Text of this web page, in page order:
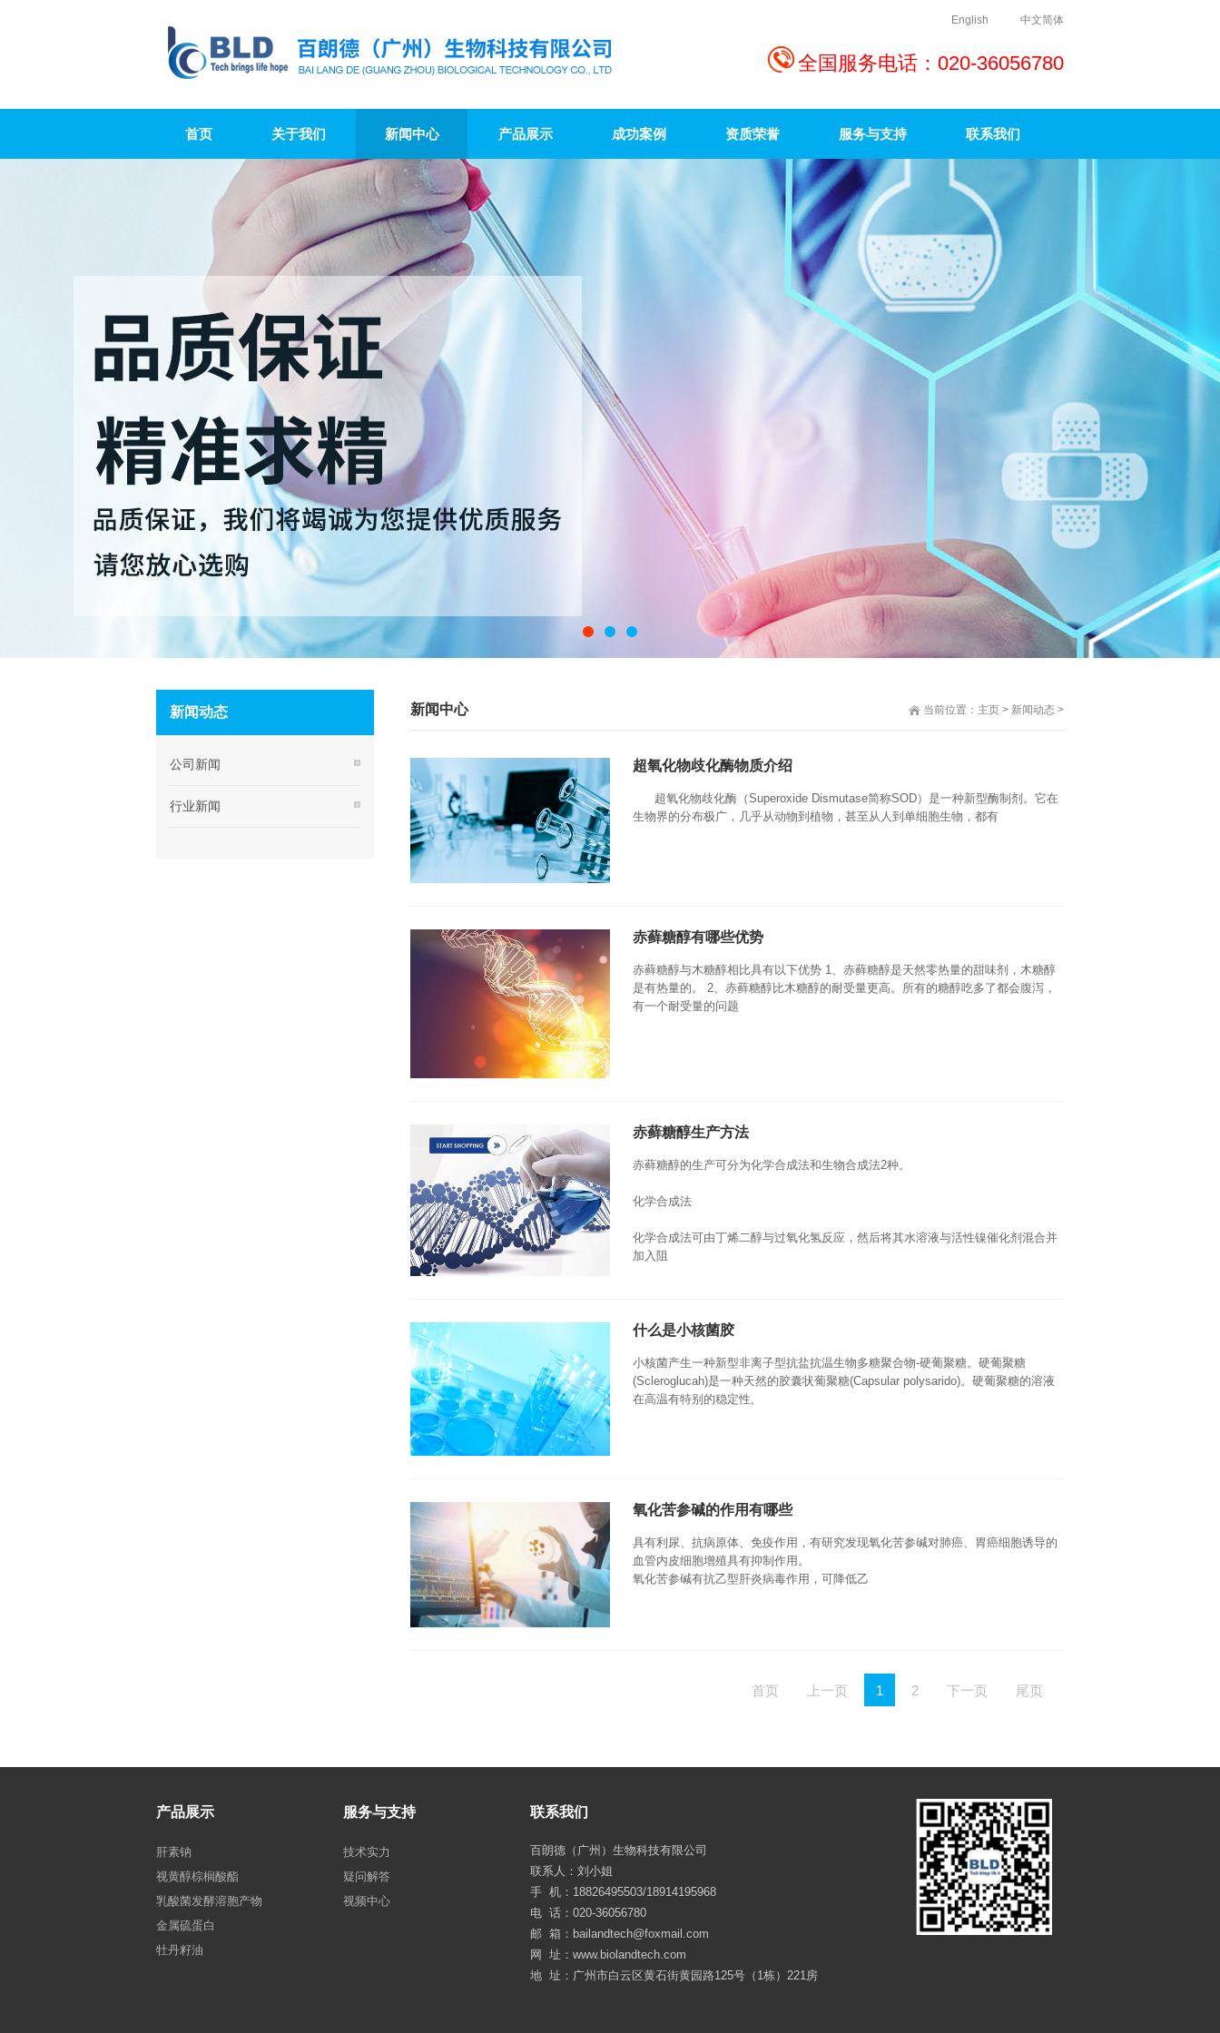
English 中文简体
全国服务电话：020-36056780
首页 关于我们 新闻中心 产品展示 成功案例 资质荣誉 服务与支持 联系我们
当前位置： 主页 > 新闻动态 >
新闻中心
超氧化物歧化酶物质介绍
超氧化物歧化酶（Superoxide Dismutase简称SOD）是一种新型酶制剂。它在
生物界的分布极广，几乎从动物到植物，甚至从人到单细胞生物，都有
赤藓糖醇有哪些优势
赤藓糖醇与木糖醇相比具有以下优势 1、赤藓糖醇是天然零热量的甜味剂，木糖醇
是有热量的。 2、赤藓糖醇比木糖醇的耐受量更高。所有的糖醇吃多了都会腹泻，
有一个耐受量的问题
赤藓糖醇生产方法
赤藓糖醇的生产可分为化学合成法和生物合成法2种。
化学合成法
化学合成法可由丁烯二醇与过氧化氢反应，然后将其水溶液与活性镍催化剂混合并
加入阻
什么是小核菌胶
小核菌产生一种新型非离子型抗盐抗温生物多糖聚合物-硬葡聚糖。硬葡聚糖
(Scleroglucah)是一种天然的胶囊状葡聚糖(Capsular polysarido)。硬葡聚糖的溶液
在高温有特别的稳定性,
氧化苦参碱的作用有哪些
具有利尿、抗病原体、免疫作用，有研究发现氧化苦参碱对肺癌、胃癌细胞诱导的
血管内皮细胞增殖具有抑制作用。
氧化苦参碱有抗乙型肝炎病毒作用，可降低乙
首页 上一页 1 2 下一页 尾页
新闻动态
公司新闻
行业新闻
产品展示
肝素钠
视黄醇棕榈酸酯
乳酸菌发酵溶胞产物
金属硫蛋白
牡丹籽油
服务与支持
技术实力
疑问解答
视频中心
联系我们
百朗德（广州）生物科技有限公司
联系人：刘小姐
手 机：18826495503/18914195968
电 话：020-36056780
邮 箱：bailandtech@foxmail.com
网 址：www.biolandtech.com
地 址：广州市白云区黄石街黄园路125号（1栋）221房